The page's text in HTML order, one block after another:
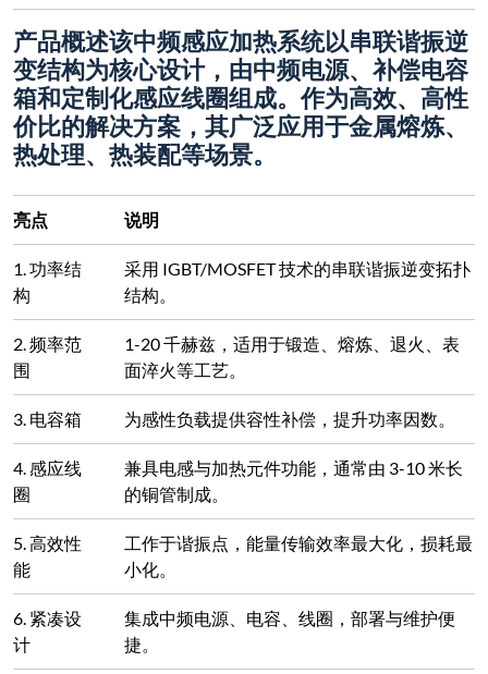
产品概述该中频感应加热系统以串联谐振逆
变结构为核心设计，由中频电源、补偿电容
箱和定制化感应线圈组成。作为高效、高性
价比的解决方案，其广泛应用于金属熔炼、
热处理、热装配等场景。
亮点 说明
1. 功率结
构
采用 IGBT/MOSFET 技术的串联谐振逆变拓扑
结构。
2. 频率范
围
1-20 千赫兹，适用于锻造、熔炼、退火、表
面淬火等工艺。
3. 电容箱 为感性负载提供容性补偿，提升功率因数。
4. 感应线
圈
兼具电感与加热元件功能，通常由 3-10 米长
的铜管制成。
5. 高效性
能
工作于谐振点，能量传输效率最大化，损耗最
小化。
6. 紧凑设
计
集成中频电源、电容、线圈，部署与维护便
捷。